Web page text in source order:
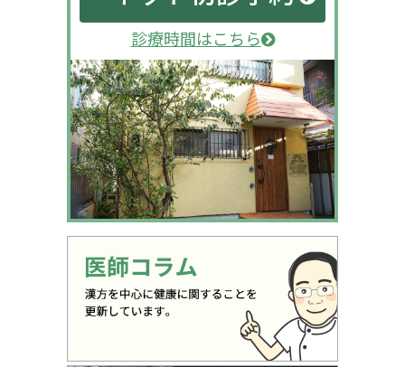
診療時間はこちら